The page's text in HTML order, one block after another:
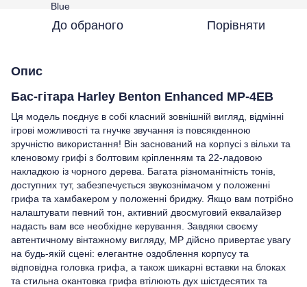
До обраного Порівняти
Опис
Бас-гітара Harley Benton Enhanced MP-4EB
Ця модель поєднує в собі класний зовнішній вигляд, відмінні
ігрові можливості та гнучке звучання із повсякденною
зручністю використання! Він заснований на корпусі з вільхи та
кленовому грифі з болтовим кріпленням та 22-ладовою
накладкою із чорного дерева. Багата різноманітність тонів,
доступних тут, забезпечується звукознімачом у положенні
грифа та хамбакером у положенні бриджу. Якщо вам потрібно
налаштувати певний тон, активний двосмуговий еквалайзер
надасть вам все необхідне керування. Завдяки своєму
автентичному вінтажному вигляду, MP дійсно привертає увагу
на будь-якій сцені: елегантне оздоблення корпусу та
відповідна головка грифа, а також шикарні вставки на блоках
та стильна окантовка грифа втілюють дух шістдесятих та